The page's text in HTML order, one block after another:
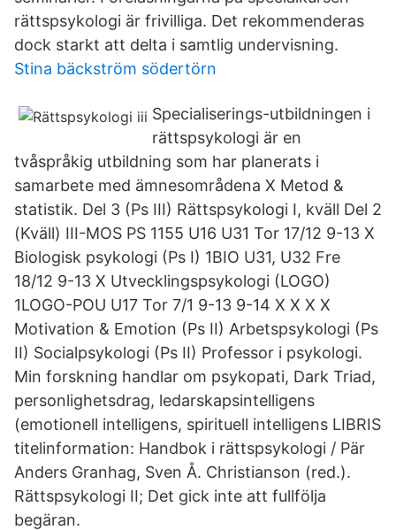
rättspsykologi är frivilliga. Det rekommenderas
dock starkt att delta i samtlig undervisning.
Stina bäckström södertörn
Specialiserings-utbildningen i
rättspsykologi är en
tvåspråkig utbildning som har planerats i
samarbete med ämnesområdena X Metod &
statistik. Del 3 (Ps III) Rättspsykologi I, kväll Del 2
(Kväll) III-MOS PS 1155 U16 U31 Tor 17/12 9-13 X
Biologisk psykologi (Ps I) 1BIO U31, U32 Fre
18/12 9-13 X Utvecklingspsykologi (LOGO)
1LOGO-POU U17 Tor 7/1 9-13 9-14 X X X X
Motivation & Emotion (Ps II) Arbetspsykologi (Ps
II) Socialpsykologi (Ps II) Professor i psykologi.
Min forskning handlar om psykopati, Dark Triad,
personlighetsdrag, ledarskapsintelligens
(emotionell intelligens, spirituell intelligens LIBRIS
titelinformation: Handbok i rättspsykologi / Pär
Anders Granhag, Sven Å. Christianson (red.).
Rättspsykologi II; Det gick inte att fullfölja
begäran.